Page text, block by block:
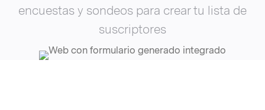
encuestas y sondeos para crear tu lista de
suscriptores